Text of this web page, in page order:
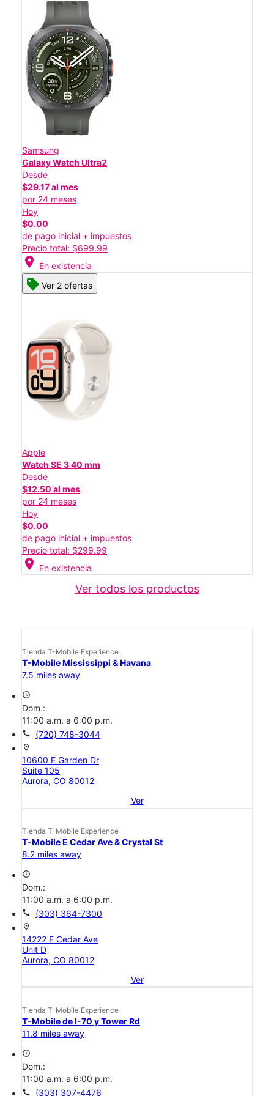
Samsung
Galaxy Watch Ultra2
Desde
$29.17 al mes
por 24 meses
Hoy
$0.00
de pago inicial + impuestos
Precio total: $699.99
location_on En existencia
Ver 2 ofertas
Apple
Watch SE 3 40 mm
Desde
$12.50 al mes
por 24 meses
Hoy
$0.00
de pago inicial + impuestos
Precio total: $299.99
location_on En existencia
Ver todos los productos
Tienda T-Mobile Experience
T-Mobile Mississippi & Havana
7.5 miles away
access_time
Dom.:
11:00 a.m. a 6:00 p.m.
call (720) 748-3044
location_on
10600 E Garden Dr
Suite 105
Aurora, CO 80012
Ver
Tienda T-Mobile Experience
T-Mobile E Cedar Ave & Crystal St
8.2 miles away
access_time
Dom.:
11:00 a.m. a 6:00 p.m.
call (303) 364-7300
location_on
14222 E Cedar Ave
Unit D
Aurora, CO 80012
Ver
Tienda T-Mobile Experience
T-Mobile de I-70 y Tower Rd
11.8 miles away
access_time
Dom.:
11:00 a.m. a 6:00 p.m.
call (303) 307-4476